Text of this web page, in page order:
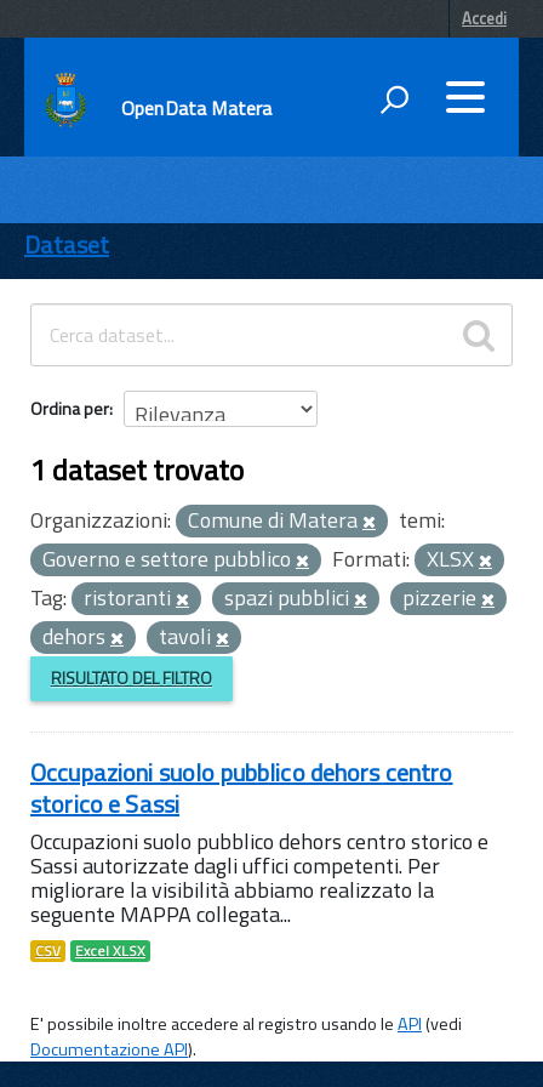
Accedi
OpenData Matera
ENTI
TEMI
INFORMAZIONI
Dataset
Ordina per
1 dataset trovato
Organizzazioni: Comune di Matera
temi:
Governo e settore pubblico
Formati: XLSX
Tag: ristoranti spazi pubblici
pizzerie
dehors
tavoli
RISULTATO DEL FILTRO
Occupazioni suolo pubblico dehors centro
storico e Sassi
Occupazioni suolo pubblico dehors centro storico e
Sassi autorizzate dagli uffici competenti. Per
migliorare la visibilità abbiamo realizzato la
seguente MAPPA collegata...
CSV Excel XLSX
E' possibile inoltre accedere al registro usando leAPI(vedi
Documentazione API).